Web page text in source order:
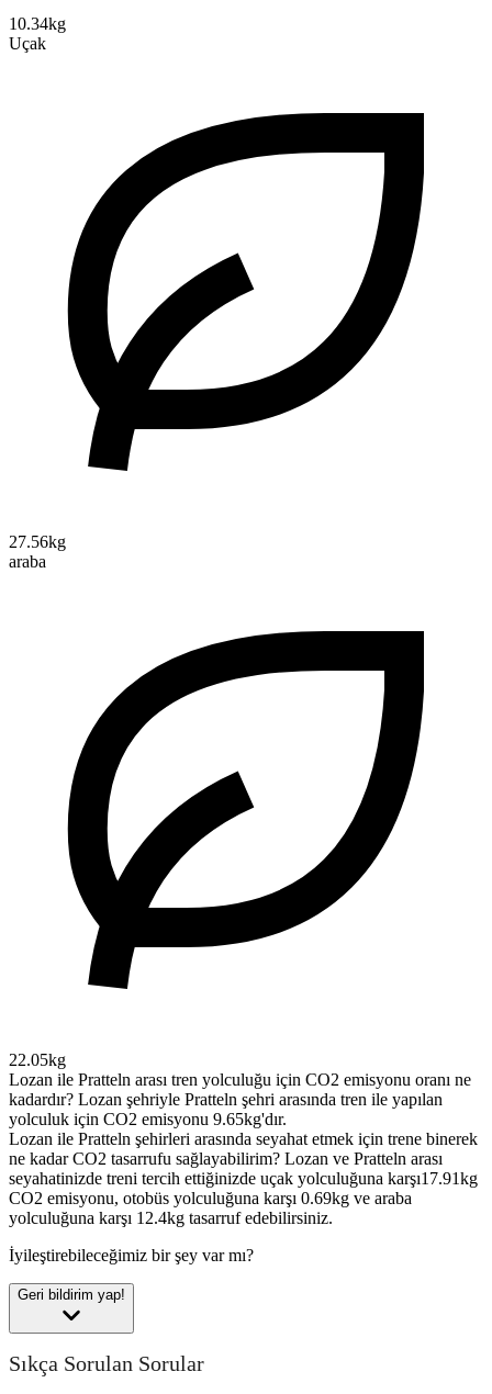
10.34kg
Uçak
27.56kg
araba
22.05kg
Lozan ile Pratteln arası tren yolculuğu için CO2 emisyonu oranı ne
kadardır? Lozan şehriyle Pratteln şehri arasında tren ile yapılan
yolculuk için CO2 emisyonu 9.65kg'dır.
Lozan ile Pratteln şehirleri arasında seyahat etmek için trene binerek
ne kadar CO2 tasarrufu sağlayabilirim? Lozan ve Pratteln arası
seyahatinizde treni tercih ettiğinizde uçak yolculuğuna karşı17.91kg
CO2 emisyonu, otobüs yolculuğuna karşı 0.69kg ve araba
yolculuğuna karşı 12.4kg tasarruf edebilirsiniz.
İyileştirebileceğimiz bir şey var mı?
Geri bildirim yap!
Sıkça Sorulan Sorular